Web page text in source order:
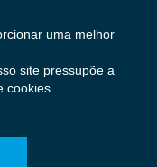
uma melhor
site pressupõe a
cookies.